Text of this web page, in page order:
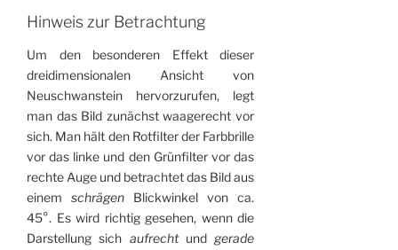
Hinweis zur Betrachtung
Um den besonderen Effekt dieser
dreidimensionalen Ansicht von
Neuschwanstein hervor­zurufen, legt
man das Bild zunächst waagerecht vor
sich. Man hält den Rotfilter der Farbbrille
vor das linke und den Grünfilter vor das
rechte Auge und betrachtet das Bild aus
einemschrägen Blickwinkel von ca.
45°. Es wird richtig gesehen, wenn die
Darstellung sich aufrechtund gerade